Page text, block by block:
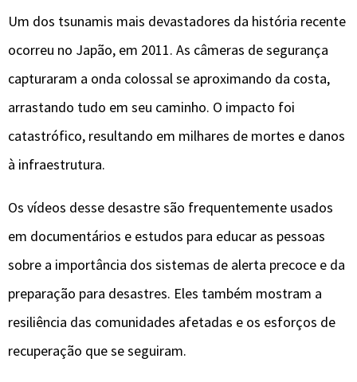
Um dos tsunamis mais devastadores da história recente
ocorreu no Japão, em 2011. As câmeras de segurança
capturaram a onda colossal se aproximando da costa,
arrastando tudo em seu caminho. O impacto foi
catastrófico, resultando em milhares de mortes e danos
à infraestrutura.
Os vídeos desse desastre são frequentemente usados
em documentários e estudos para educar as pessoas
sobre a importância dos sistemas de alerta precoce e da
preparação para desastres. Eles também mostram a
resiliência das comunidades afetadas e os esforços de
recuperação que se seguiram.